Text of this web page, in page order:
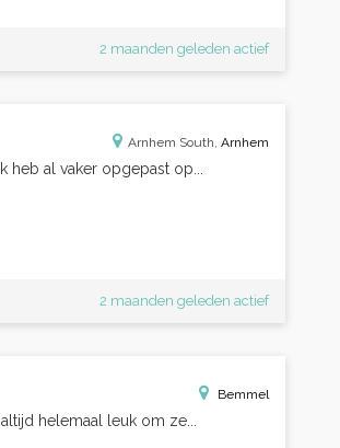
2 maanden geleden actief
Arnhem South, Arnhem
heb al vaker opgepast op...
2 maanden geleden actief
Bemmel
helemaal leuk om ze...